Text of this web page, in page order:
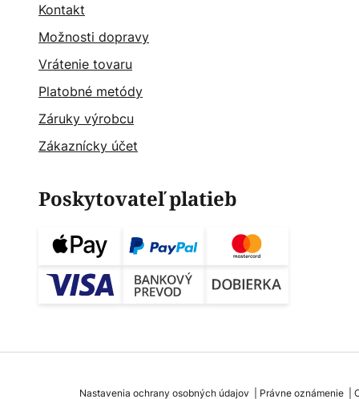
Kontakt
Možnosti dopravy
Vrátenie tovaru
Platobné metódy
Záruky výrobcu
Zákaznícky účet
Poskytovateľ platieb
Nastavenia ochrany osobných údajov Právne oznámenie